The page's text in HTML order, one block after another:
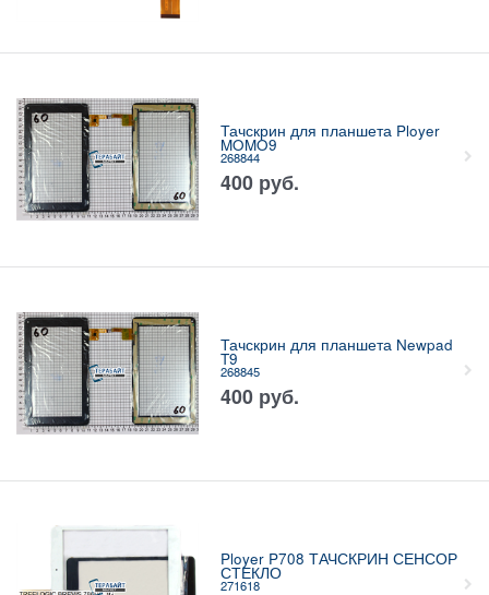
Тачскрин для планшета Ployer
MOMO9
268844
400 руб.
Тачскрин для планшета Newpad
T9
268845
400 руб.
Ployer P708 ТАЧСКРИН СЕНСОР
СТЕКЛО
271618